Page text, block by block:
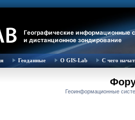
Геоданные О GIS-Lab С чего
Геоинформационные